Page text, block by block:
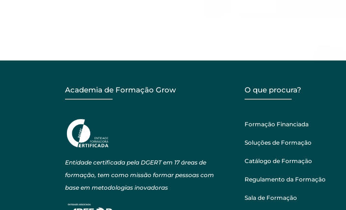
Academia de Formação Grow
Entidade certificada pela DGERT em 17 áreas de
formação, tem como missão formar pessoas com
base em metodologias inovadoras
O que procura?
Formação Financiada
Soluções de Formação
Catálogo de Formação
Regulamento da Formação
Sala de Formação